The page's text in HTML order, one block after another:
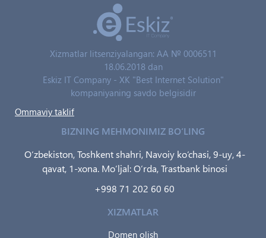
Xizmatlar litsenziyalangan: AA № 0006511
18.06.2018 dan
Eskiz IT Company - XK "Best Internet Solution"
kompaniyaning savdo belgisidir
Ommaviy taklif
BIZNING MEHMONIMIZ BO‘LING
O‘zbekiston, Toshkent shahri, Navoiy ko‘chasi, 9-uy, 4-
qavat, 1-xona. Mo‘ljal: O‘rda, Trastbank binosi
+998 71 202 60 60
XIZMATLAR
Domen olish